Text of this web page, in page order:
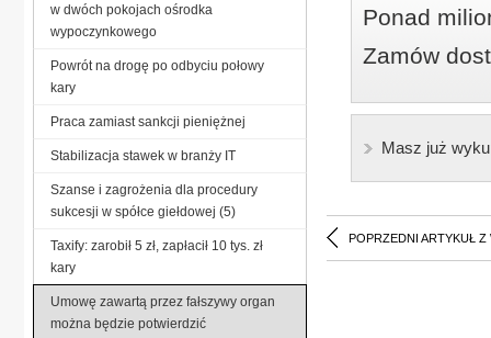
Ponad
Zamów
Masz już
POPRZEDNI ARTYKUŁ Z
w dwóch pokojach ośrodka
wypoczynkowego
Powrót na drogę po odbyciu połowy
kary
Praca zamiast sankcji pieniężnej
Stabilizacja stawek w branży IT
Szanse i zagrożenia dla procedury
sukcesji w spółce giełdowej (5)
Taxify: zarobił 5 zł, zapłacił 10 tys. zł
kary
Umowę zawartą przez fałszywy organ
można będzie potwierdzić